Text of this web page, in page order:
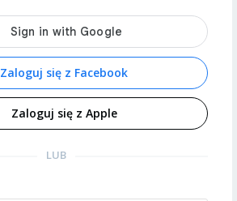
Zaloguj się z Facebook
Zaloguj się z Apple
LUB